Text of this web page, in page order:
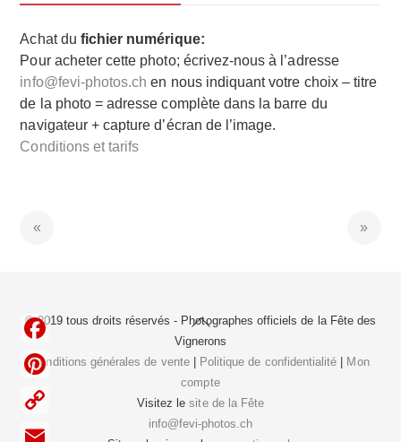
Achat du fichier numérique:
Pour acheter cette photo; écrivez-nous à l’adresse
info@fevi-photos.ch en nous indiquant votre choix – titre
de la photo = adresse complète dans la barre du
navigateur + capture d’écran de l’image.
Conditions et tarifs
Back
To
Top
© 2019 tous droits réservés - Photographes officiels de la Fête des
Vignerons
Conditions générales de vente| Politique de confidentialité
Mon
compte
Visitez lesite de la Fête
info@fevi-photos.ch
F
c
C